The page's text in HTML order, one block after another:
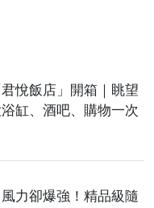
悅飯店」開箱｜眺望
缸、酒吧、購物一次
力卻爆強！精品級隨